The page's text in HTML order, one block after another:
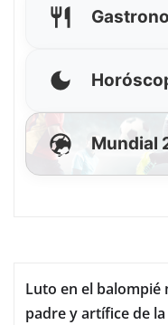
Mundial
Luto en el balompié
padre y artífice de